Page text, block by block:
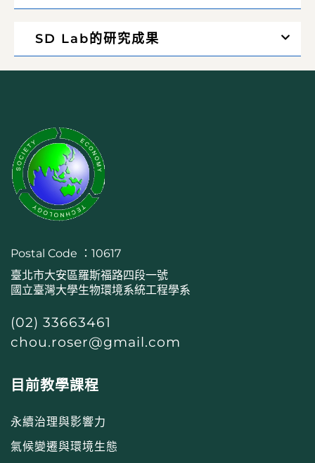
SD Lab的研究成果
Postal Code ：10617
臺北市大安區羅斯福路四段一號
國立臺灣大學生物環境系統工程學系
(02) 33663461
chou.roser@gmail.com
目前教學課程
永續治理與影響力
氣候變遷與環境生態